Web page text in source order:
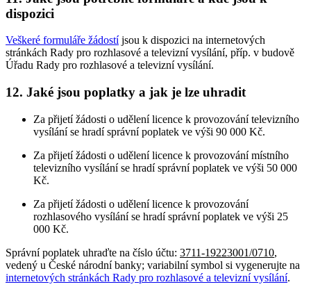
dispozici
Veškeré formuláře žádostíjsou k dispozici na internetových
stránkách Rady pro rozhlasové a televizní vysílání, příp. v budově
Úřadu Rady pro rozhlasové a televizní vysílání.
12. Jaké jsou poplatky a jak je lze uhradit
Za přijetí žádosti o udělení licence k provozování televizního
vysílání se hradí správní poplatek ve výši 90 000 Kč.
Za přijetí žádosti o udělení licence k provozování místního
televizního vysílání se hradí správní poplatek ve výši 50 000
Kč.
Za přijetí žádosti o udělení licence k provozování
rozhlasového vysílání se hradí správní poplatek ve výši 25
000 Kč.
Správní poplatek uhraďte na číslo účtu: 3711-19223001/0710,
vedený u České národní banky; variabilní symbol si vygenerujte na
internetových stránkách Rady pro rozhlasové a televizní vysílání.